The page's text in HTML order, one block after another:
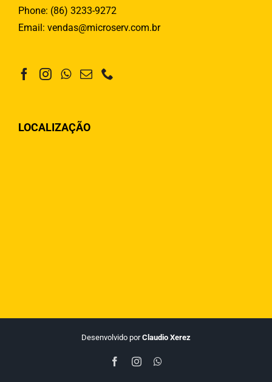
Phone: (86) 3233-9272
Email: vendas@microserv.com.br
LOCALIZAÇÃO
Desenvolvido porClaudio Xerez
FacebookInstagram